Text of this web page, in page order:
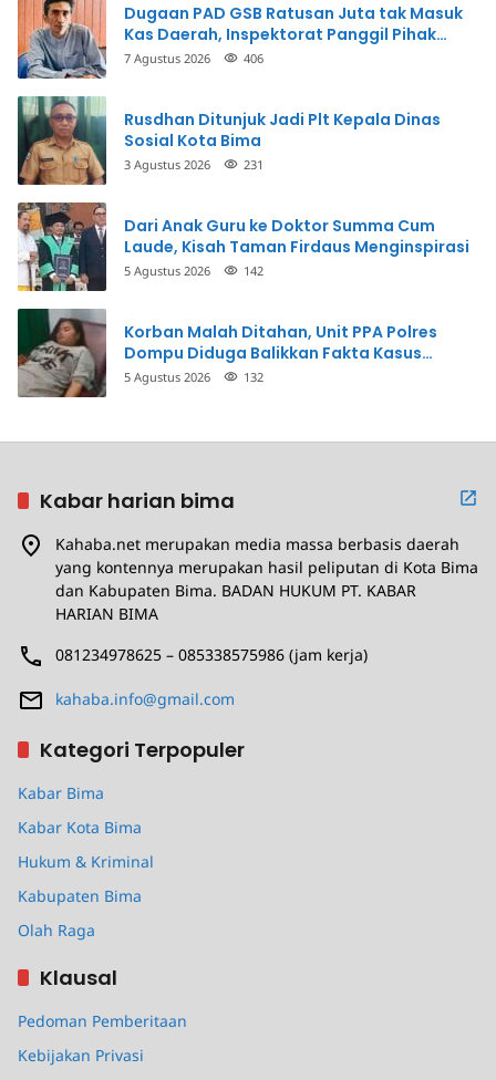
Dugaan PAD GSB Ratusan Juta tak Masuk
Kas Daerah, Inspektorat Panggil Pihak
Terkait
7 Agustus 2026 406
Rusdhan Ditunjuk Jadi Plt Kepala Dinas
Sosial Kota Bima
3 Agustus 2026 231
Dari Anak Guru ke Doktor Summa Cum
Laude, Kisah Taman Firdaus Menginspirasi
5 Agustus 2026 142
Korban Malah Ditahan, Unit PPA Polres
Dompu Diduga Balikkan Fakta Kasus
Penganiayaan
5 Agustus 2026 132
Kabar harian bima
Kahaba.net merupakan media massa berbasis daerah
yang kontennya merupakan hasil peliputan di Kota Bima
dan Kabupaten Bima. BADAN HUKUM PT. KABAR
HARIAN BIMA
081234978625 – 085338575986 (jam kerja)
kahaba.info@gmail.com
Kategori Terpopuler
Kabar Bima
Kabar Kota Bima
Hukum & Kriminal
Kabupaten Bima
Olah Raga
Klausal
Pedoman Pemberitaan
Kebijakan Privasi